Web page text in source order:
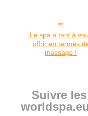
Le spa a tant à
offrir en termes
massage !
Suivre